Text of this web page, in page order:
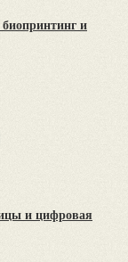
и
и цифровая